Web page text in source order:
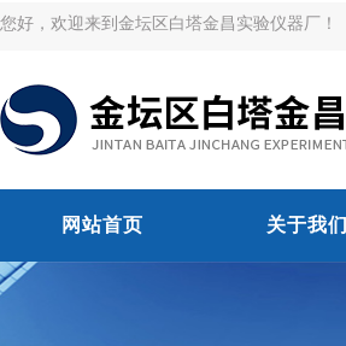
您好，欢迎来到金坛区白塔金昌实验仪器厂！
网站首页 关于我们